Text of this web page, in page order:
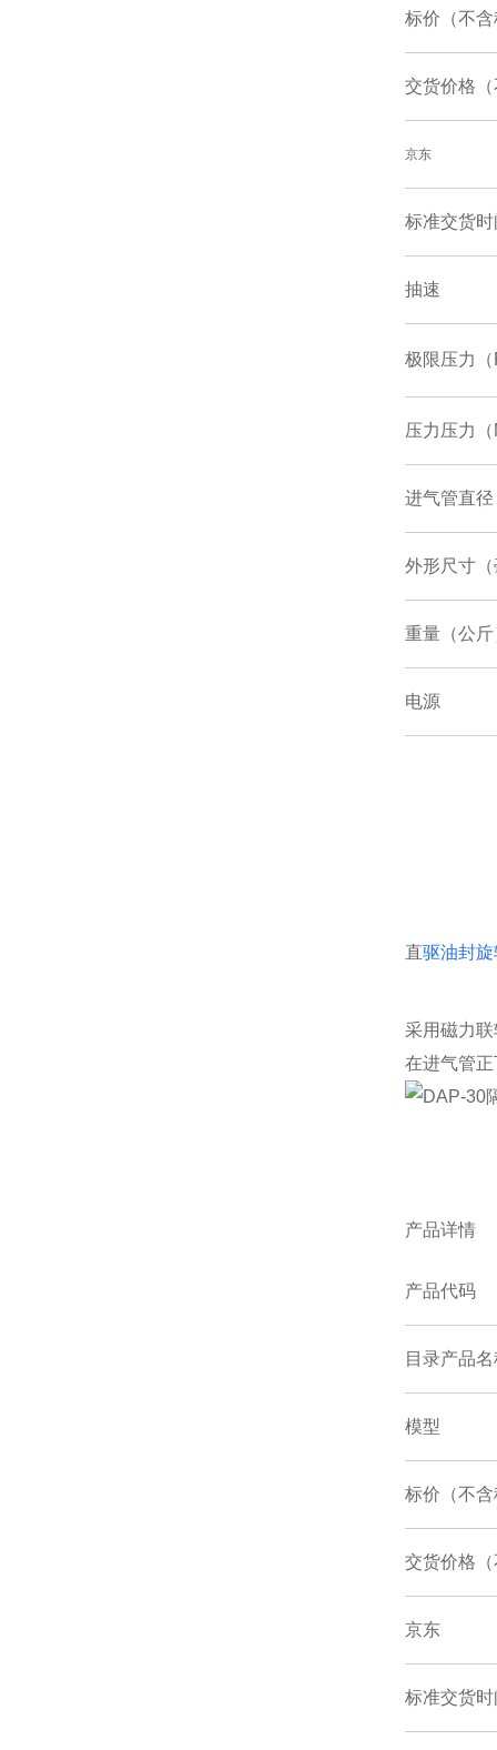
标价（不含
交货价格
京东
标准交货时
抽速
极限压力
压力压力
进气管直
外形尺寸
重量（公斤
电源
直驱油封
采用磁力
在进气管
产品详情
产品代码
目录产品名
模型
标价（不含
交货价格
京东
标准交货时